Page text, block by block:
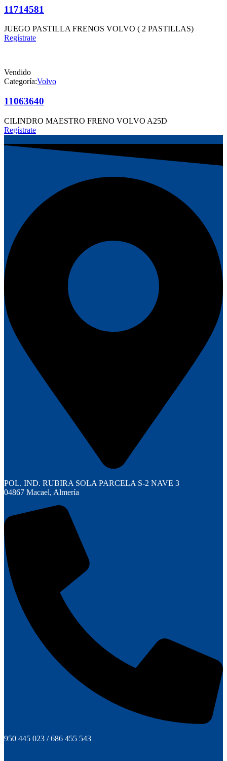
11714581
JUEGO PASTILLA FRENOS VOLVO ( 2 PASTILLAS)
Regístrate
Vendido
Categoría:Volvo
11063640
CILINDRO MAESTRO FRENO VOLVO A25D
Regístrate
POL. IND. RUBIRA SOLA PARCELA S-2 NAVE 3
04867 Macael, Almería
950 445 023 / 686 455 543